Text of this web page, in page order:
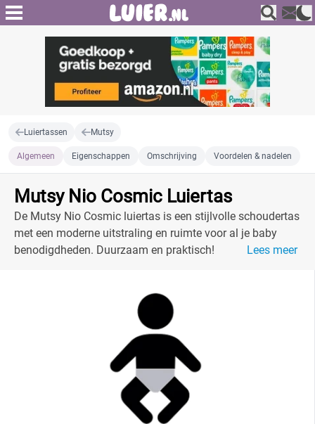
Luiertassen Mutsy
Algemeen Eigenschappen Omschrijving Voordelen & nadelen
Mutsy Nio Cosmic Luiertas
De Mutsy Nio Cosmic luiertas is een stijlvolle schoudertas
met een moderne uitstraling en ruimte voor al je baby
benodigdheden. Duurzaam en praktisch!
Lees meer